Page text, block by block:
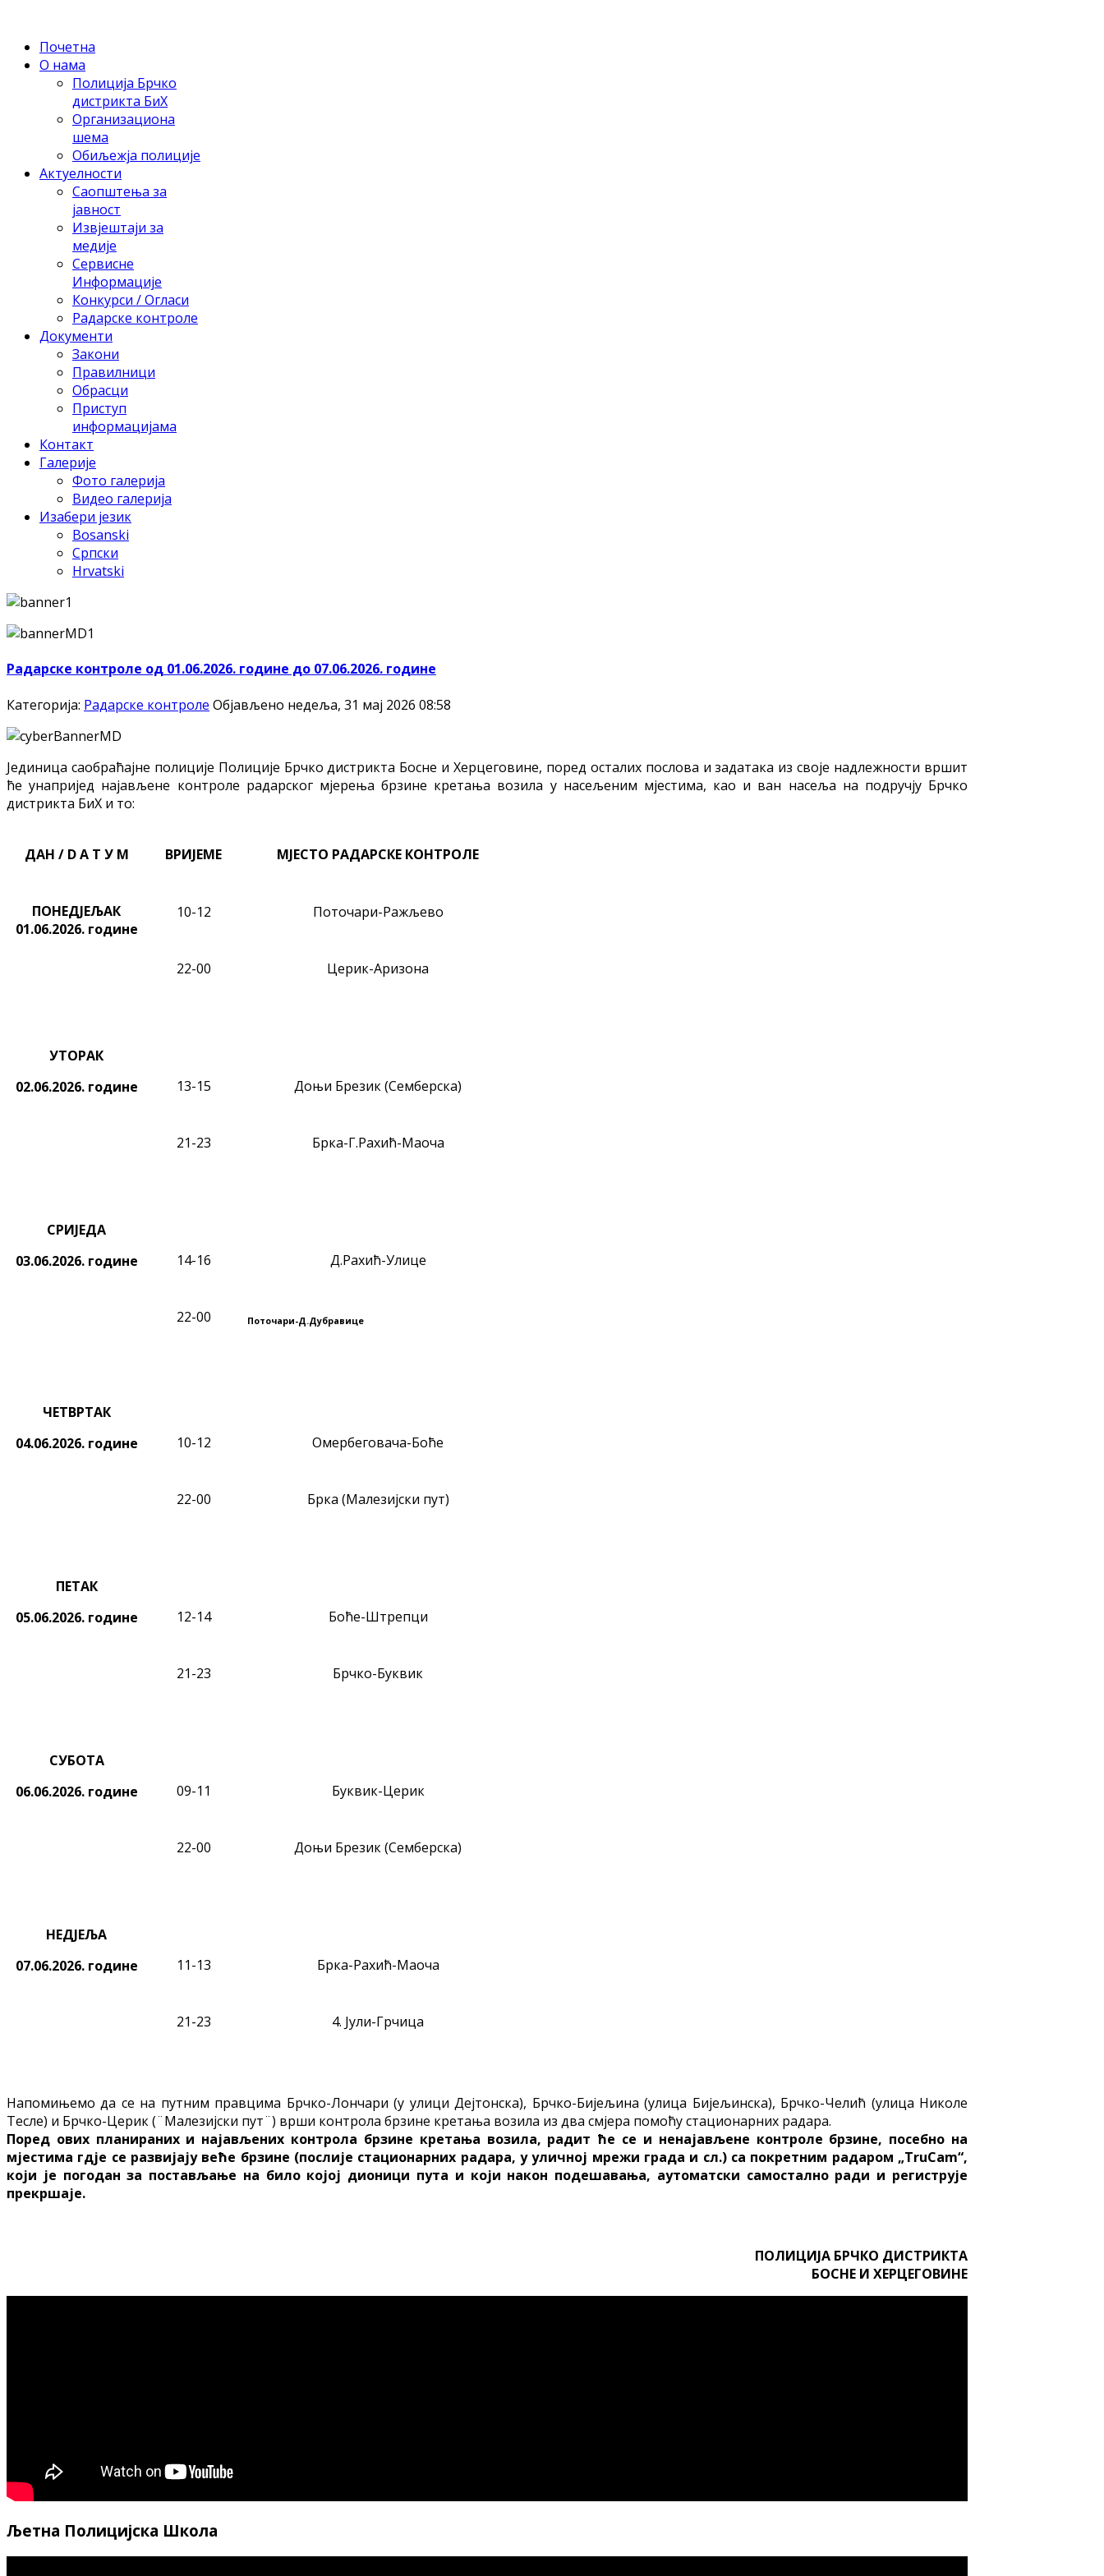
Почетна
О нама
Полиција Брчко
дистрикта БиХ
Организациона
шема
Обиљежја полиције
Актуелности
Саопштења за
јавност
Извјештаји за
медије
Сервисне
Информације
Конкурси / Огласи
Радарске контроле
Документи
Закони
Правилници
Обрасци
Приступ
информацијама
Контакт
Галерије
Фото галерија
Видео галерија
Изабери језик
Bosanski
Српски
Hrvatski
Радарске контроле од 01.06.2026. године до 07.06.2026. године
Категорија: Радарске контроле Објављено недеља, 31 мај 2026 08:58
Јединица саобраћајне полиције Полиције Брчко дистрикта Босне и Херцеговине, поред осталих послова и задатака из своје надлежности вршит
ће унапријед најављене контроле радарског мјерења брзине кретања возила у насељеним мјестима, као и ван насеља на подручју Брчко
дистрикта БиХ и то:
ДАН / D А Т У M ВРИЈЕМЕ МЈЕСТО РАДАРСКЕ КОНТРОЛЕ
ПОНЕДЈЕЉАК
01.06.2026. године
10-12 Поточари-Ражљево
22-00 Церик-Аризона
УТОРАК
02.06.2026.године 13-15 Доњи Брезик (Семберска)
21-23 Брка-Г.Рахић-Маоча
СРИЈЕДА
03.06.2026.године 14-16 Д.Рахић-Улице
22-00 Поточари-Д.Дубравице
ЧЕТВРТАК
04.06.2026.године 10-12 Омербеговача-Боће
22-00 Брка (Малезијски пут)
ПЕТАК
05.06.2026.године 12-14 Боће-Штрепци
21-23 Брчко-Буквик
СУБОТА
06.06.2026.године 09-1 1 Буквик-Церик
22-00 Доњи Брезик (Семберска)
НЕДЈЕЉА
07.06.2026.године 11-13 Брка-Рахић-Маоча
21-23 4. Јули-Грчица
Напомињемо да се на путним правцима Брчко-Лончари (у улици Дејтонска), Брчко-Бијељина (улица Бијељинска), Брчко-Челић (улица Николе
Тесле) и Брчко-Церик (¨Малезијски пут¨) врши контрола брзине кретања возила из два смјера помоћу стационарних радара.
Поред ових планираних и најављених контрола брзине кретања возила, радит ће се и ненајављене контроле брзине, посебно на
мјестима гдје се развијају веће брзине (послије стационарних радара, у уличној мрежи града и сл.) са покретним радаром „TruCam“,
који је погодан за постављање на било којој дионици пута и који након подешавања, аутоматски самостално ради и региструје
прекршаје.
ПОЛИЦИЈА БРЧКО ДИСТРИКТА
БОСНЕ И ХЕРЦЕГОВИНЕ
Љетна Полицијска Школа